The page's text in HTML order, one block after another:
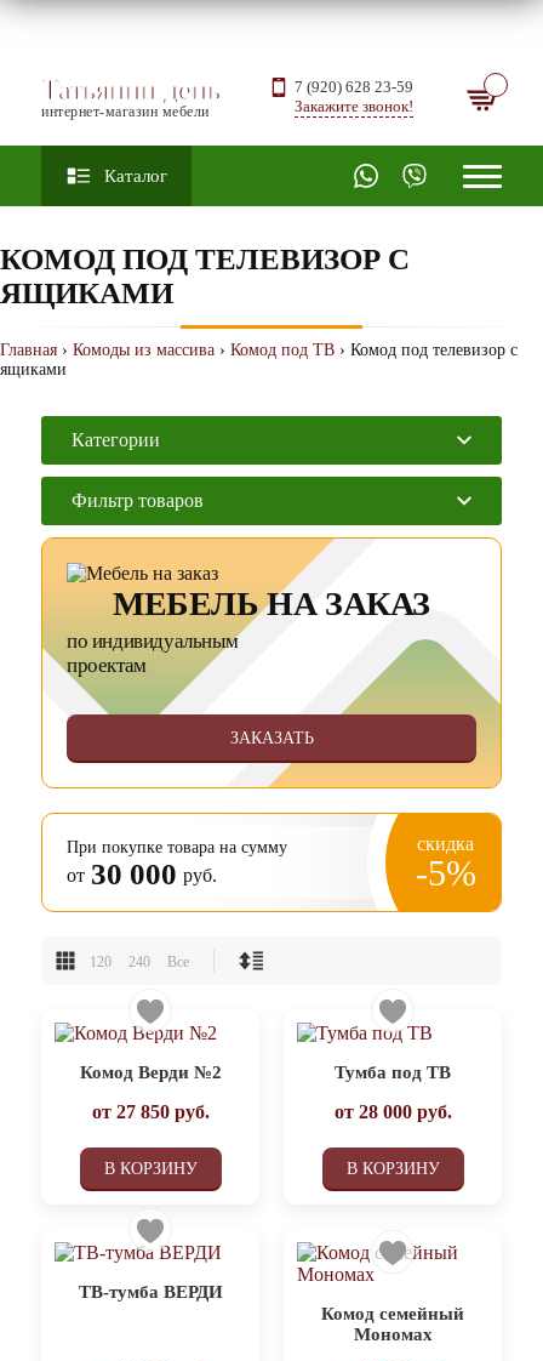
Татьянин день
интернет-магазин мебели
7 (920) 628 23-59
Закажите звонок!
Каталог
КОМОД ПОД ТЕЛЕВИЗОР С
ЯЩИКАМИ
Главная › Комоды из массива › Комод под ТВ › Комод под телевизор с
ящиками
Категории
Фильтр товаров
МЕБЕЛЬ НА ЗАКАЗ
по индивидуальным
проектам
ЗАКАЗАТЬ
При покупке товара на сумму
от 30 000 руб.
скидка
-5%
120 240 Все
Комод Верди №2
от 27 850руб.
В КОРЗИНУ
Тумба под ТВ
от 28 000руб.
В КОРЗИНУ
ТВ-тумба ВЕРДИ
Комод семейный
Мономах